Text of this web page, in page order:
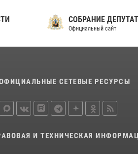
СОБРАНИЕ
Официальный сайт
СЕТЕВЫЕ РЕСУРСЫ
И ТЕХНИЧЕСКАЯ